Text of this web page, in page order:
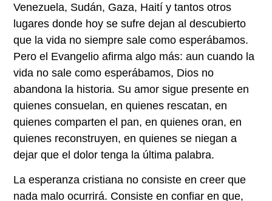
Venezuela, Sudán, Gaza, Haití y tantos otros
lugares donde hoy se sufre dejan al descubierto
que la vida no siempre sale como esperábamos.
Pero el Evangelio afirma algo más: aun cuando la
vida no sale como esperábamos, Dios no
abandona la historia. Su amor sigue presente en
quienes consuelan, en quienes rescatan, en
quienes comparten el pan, en quienes oran, en
quienes reconstruyen, en quienes se niegan a
dejar que el dolor tenga la última palabra.
La esperanza cristiana no consiste en creer que
nada malo ocurrirá. Consiste en confiar en que,